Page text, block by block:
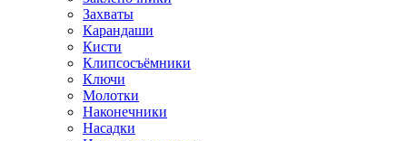
Захваты
Карандаши
Кисти
Клипсосъёмники
Ключи
Молотки
Наконечники
Насадки